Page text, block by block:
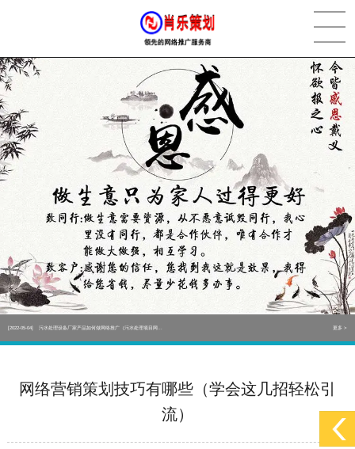
[2022-05-29] 实体门店如何做网络推广吸引客户，实体店网络营销技巧... 更多 >
[2022-05-04] 污水处理设备厂家产品如何做网络推广（污水处理项目网... 更多 >
更多 >
网络营销策划技巧有哪些（学会这几招轻松引
流）